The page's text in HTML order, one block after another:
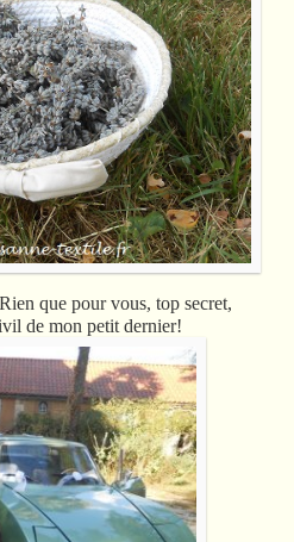
que pour vous, top secret,
de mon petit dernier!